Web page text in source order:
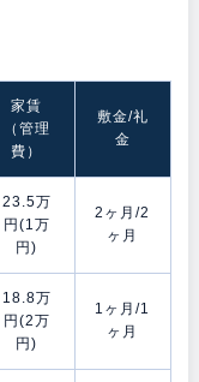
家賃
（管理
費）
敷金/礼
金
23.5万
円(1万
円)
2ヶ月/2
ヶ月
18.8万
円(2万
円)
1ヶ月/1
ヶ月